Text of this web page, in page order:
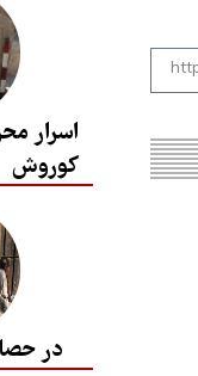
اسرار
کوروش
در